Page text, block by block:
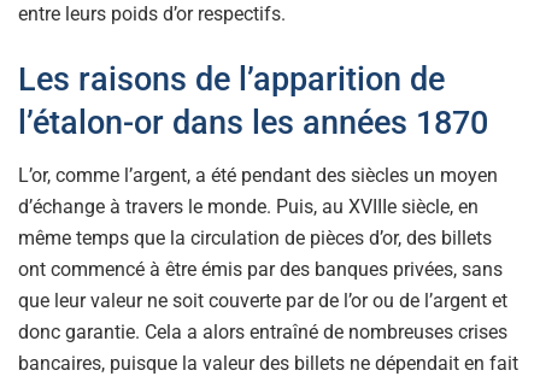
entre leurs poids d’or respectifs.
Les raisons de l’apparition de
l’étalon-or dans les années 1870
L’or, comme l’argent, a été pendant des siècles un moyen
d’échange à travers le monde. Puis, au XVIIIe siècle, en
même temps que la circulation de pièces d’or, des billets
ont commencé à être émis par des banques privées, sans
que leur valeur ne soit couverte par de l’or ou de l’argent et
donc garantie. Cela a alors entraîné de nombreuses crises
bancaires, puisque la valeur des billets ne dépendait en fait